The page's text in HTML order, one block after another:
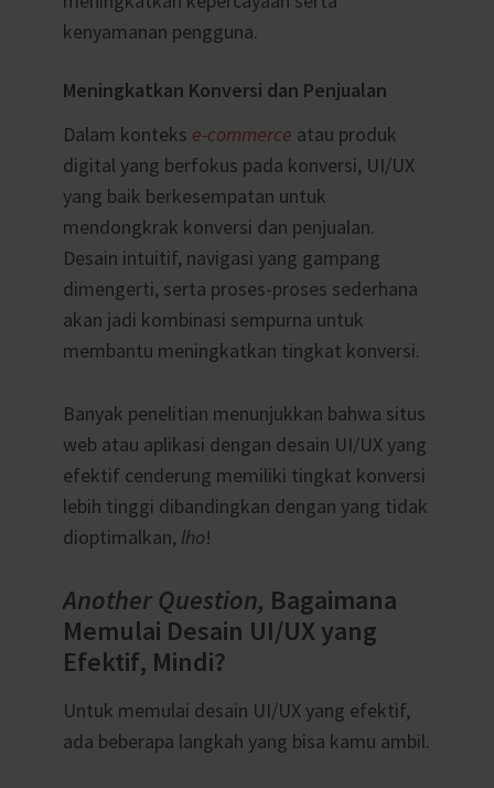
kenyamanan pengguna.
Meningkatkan Konversi dan Penjualan
Dalam konteks e-commerce atau produk
digital yang berfokus pada konversi, UI/UX
yang baik berkesempatan untuk
mendongkrak konversi dan penjualan.
Desain intuitif, navigasi yang gampang
dimengerti, serta proses-proses sederhana
akan jadi kombinasi sempurna untuk
membantu meningkatkan tingkat konversi.
Banyak penelitian menunjukkan bahwa situs
web atau aplikasi dengan desain UI/UX yang
efektif cenderung memiliki tingkat konversi
lebih tinggi dibandingkan dengan yang tidak
dioptimalkan, lho!
Another Question, Bagaimana
Memulai Desain UI/UX yang
Efektif, Mindi?
Untuk memulai desain UI/UX yang efektif,
ada beberapa langkah yang bisa kamu ambil.